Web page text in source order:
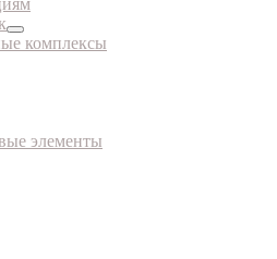
комплексы
элементы